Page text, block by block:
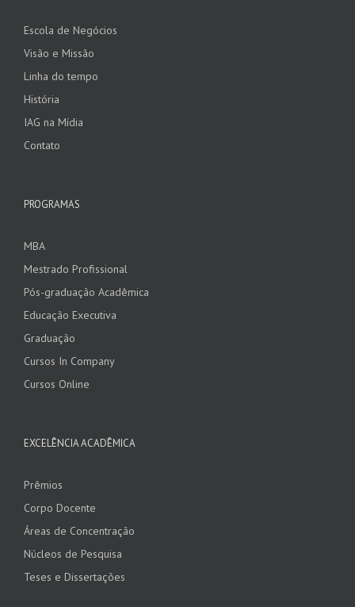
Escola de Negócios
Visão e Missão
Linha do tempo
História
IAG na Mídia
Contato
PROGRAMAS
MBA
Mestrado Profissional
Pós-graduação Acadêmica
Educação Executiva
Graduação
Cursos In Company
Cursos Online
EXCELÊNCIA ACADÊMICA
Prêmios
Corpo Docente
Áreas de Concentração
Núcleos de Pesquisa
Teses e Dissertações